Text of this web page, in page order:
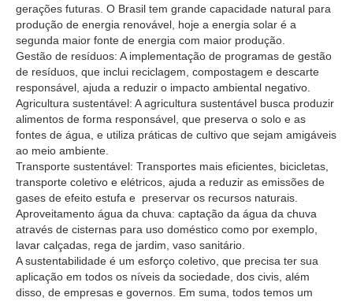
gerações futuras. O Brasil tem grande capacidade natural para
produção de energia renovável, hoje a energia solar é a
segunda maior fonte de energia com maior produção.
Gestão de resíduos: A implementação de programas de gestão
de resíduos, que inclui reciclagem, compostagem e descarte
responsável, ajuda a reduzir o impacto ambiental negativo.
Agricultura sustentável: A agricultura sustentável busca produzir
alimentos de forma responsável, que preserva o solo e as
fontes de água, e utiliza práticas de cultivo que sejam amigáveis
​​ao meio ambiente.
Transporte sustentável: Transportes mais eficientes, bicicletas,
transporte coletivo e elétricos, ajuda a reduzir as emissões de
gases de efeito estufa e preservar os recursos naturais.
Aproveitamento água da chuva: captação da água da chuva
através de cisternas para uso doméstico como por exemplo,
lavar calçadas, rega de jardim, vaso sanitário.
A sustentabilidade é um esforço coletivo, que precisa ter sua
aplicação em todos os níveis da sociedade, dos civis, além
disso, de empresas e governos. Em suma, todos temos um